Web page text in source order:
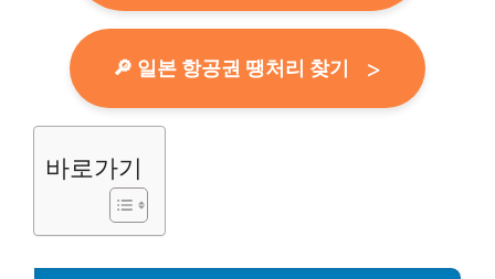
🔎 일본 항공권 땡처리 찾기
바로가기